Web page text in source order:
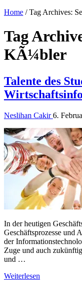
Home / Tag Archives:
Tag
KÃ¼bler
Talente des
Neslihan Cakir6.
In der heutigen
Geschäftsprozesse und
der
Zuge und auch
und …
Weiterlesen